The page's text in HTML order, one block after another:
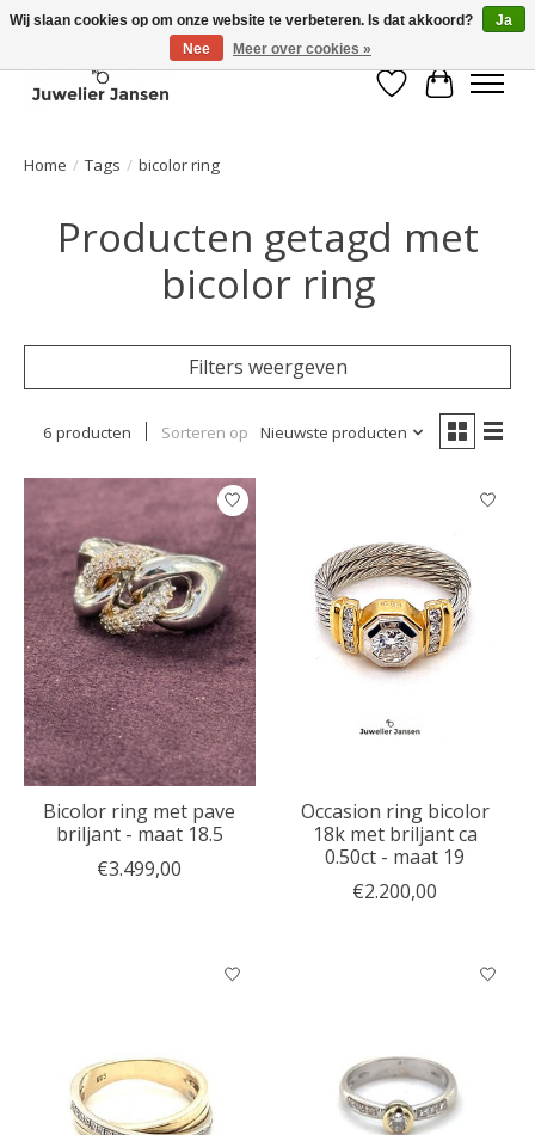
Verlanglijst
Home / Tags / bicolor ring
Producten getagd met
bicolor ring
Filters weergeven
6 producten Sorteren op Nieuwste producten
Bicolor ring met pave
briljant - maat 18.5
€3.499,00
Occasion ring bicolor
18k met briljant ca
0.50ct - maat 19
€2.200,00
Wij slaan cookies op om onze website te verbeteren. Is dat akkoord?
Ja
Nee
Meer over cookies »